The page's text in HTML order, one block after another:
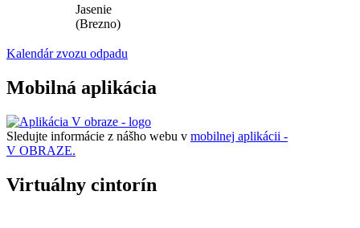
Jasenie
(Brezno)
Kalendár zvozu odpadu
Mobilná aplikácia
Sledujte informácie z nášho webu v mobilnej aplikácii -
V OBRAZE.
Virtuálny cintorín